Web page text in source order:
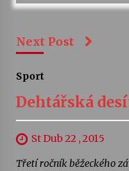
Next Post
Sport
Dehtářská
St Dub 22 , 2015
Třetí ročník běžeckého